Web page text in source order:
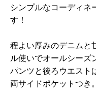
シンプルなコーディネ
す！
程よい厚みのデニムと
ル使いでオールシー
パンツと後ろウエスト
両サイドポケットつき。